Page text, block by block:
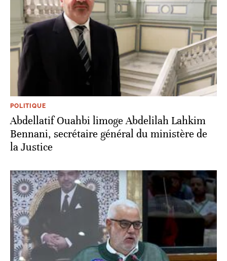
POLITIQUE
Abdellatif Ouahbi limoge Abdelilah Lahkim
Bennani, secrétaire général du ministère de
la Justice